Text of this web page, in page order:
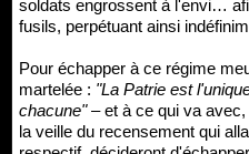
soldats engrossent à l'envi…
fusils, perpétuant ainsi
Pour échapper à ce régime
martelée : "La Patrie est
chacune"– et à ce qui va avec,
la veille du recensement qui